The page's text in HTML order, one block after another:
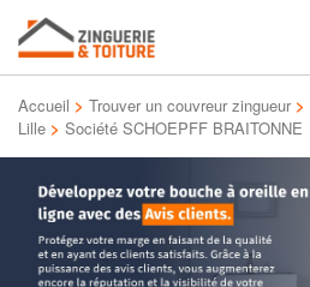
Accueil > Trouver un couvreur zingueur >
Lille > Société SCHOEPFF BRAITONNE